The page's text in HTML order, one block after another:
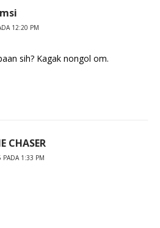
12:20 PM
sih? Kagak nongol om.
CHASER
PADA 1:33 PM